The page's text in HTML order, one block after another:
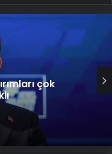
çok